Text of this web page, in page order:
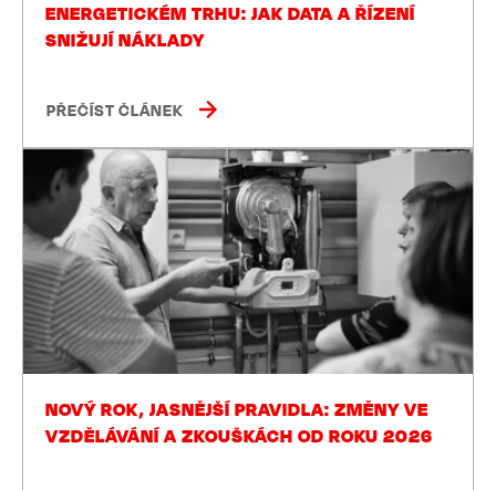
ENERGETICKÉM TRHU: JAK DATA A ŘÍZENÍ
SNIŽUJÍ NÁKLADY
PŘEČÍST ČLÁNEK
NOVÝ ROK, JASNĚJŠÍ PRAVIDLA: ZMĚNY VE
VZDĚLÁVÁNÍ A ZKOUŠKÁCH OD ROKU 2026